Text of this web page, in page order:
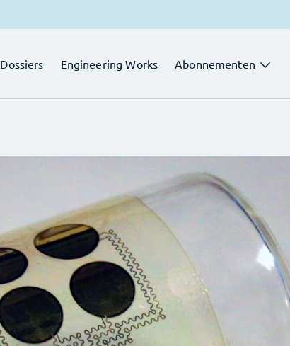
Dossiers Engineering Works Abonnementen